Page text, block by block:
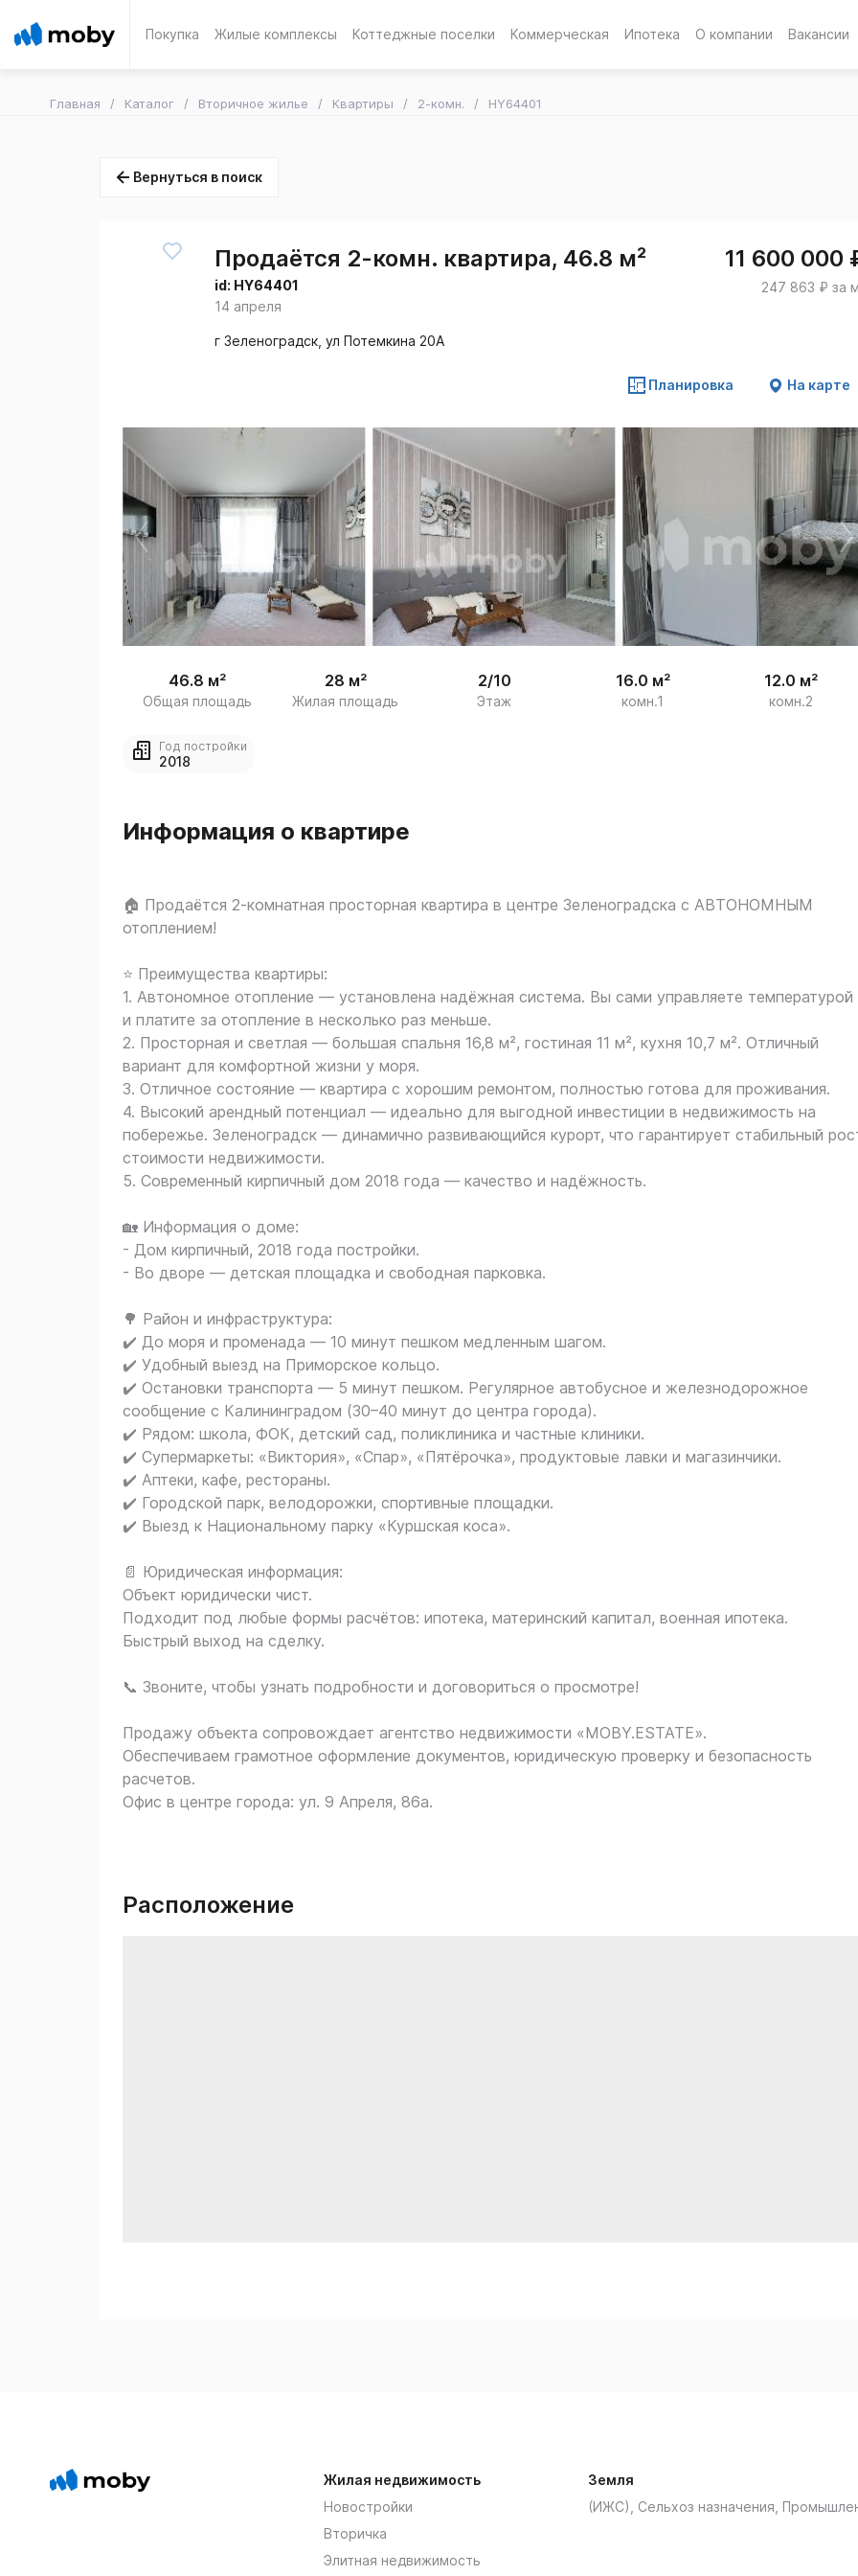
Покупка Жилые комплексы Коттеджные поселки Коммерческая Ипотека О компании Вакансии
Главная Каталог Вторичное жилье Квартиры 2-комн. HY64401
Вернуться в поиск
Продаётся 2-комн. квартира, 46.8 м²
id: HY64401
14 апреля
11 600 000
247 863 ₽ за
г Зеленоградск, ул Потемкина 20А
Планировка На карте
1
/
15
46.8 м²
Общая площадь
28 м²
Жилая площадь
2/10
Этаж
16.0 м²
комн.1
12.0 м²
комн.2
Год постройки
2018
Информация о квартире
🏠 Продаётся 2-комнатная просторная квартира в центре Зеленоградска с АВТОНОМНЫМ
отоплением!
⭐️ Преимущества квартиры:
1. Автономное отопление — установлена надёжная система. Вы сами управляете температурой
и платите за отопление в несколько раз меньше.
2. Просторная и светлая — большая спальня 16,8 м², гостиная 11 м², кухня 10,7 м². Отличный
вариант для комфортной жизни у моря.
3. Отличное состояние — квартира с хорошим ремонтом, полностью готова для проживания.
4. Высокий арендный потенциал — идеально для выгодной инвестиции в недвижимость на
побережье. Зеленоградск — динамично развивающийся курорт, что гарантирует стабильный
стоимости недвижимости.
5. Современный кирпичный дом 2018 года — качество и надёжность.
🏡 Информация о доме:
- Дом кирпичный, 2018 года постройки.
- Во дворе — детская площадка и свободная парковка.
🌳 Район и инфраструктура:
✔️ До моря и променада — 10 минут пешком медленным шагом.
✔️ Удобный выезд на Приморское кольцо.
✔️ Остановки транспорта — 5 минут пешком. Регулярное автобусное и железнодорожное
сообщение с Калининградом (30–40 минут до центра города).
✔️ Рядом: школа, ФОК, детский сад, поликлиника и частные клиники.
✔️ Супермаркеты: «Виктория», «Спар», «Пятёрочка», продуктовые лавки и магазинчики.
✔️ Аптеки, кафе, рестораны.
✔️ Городской парк, велодорожки, спортивные площадки.
✔️ Выезд к Национальному парку «Куршская коса».
📄 Юридическая информация:
Объект юридически чист.
Подходит под любые формы расчётов: ипотека, материнский капитал, военная ипотека.
Быстрый выход на сделку.
📞 Звоните, чтобы узнать подробности и договориться о просмотре!
Продажу объекта сопровождает агентство недвижимости «MOBY.ESTATE».
Обеспечиваем грамотное оформление документов, юридическую проверку и безопасность
расчетов.
Офис в центре города: ул. 9 Апреля, 86а.
Расположение
Жилая недвижимость
Новостройки
Вторичка
Элитная недвижимость
Земля
(ИЖС), Сельхоз назначения,